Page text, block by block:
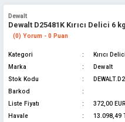
Dewalt
Dewalt D25481K Kırıcı Delici 6
(0) Yorum - 0 Puan
Kategori
Kırıcı Delici
Marka
Dewalt
Stok Kodu
Barkod
Liste Fiyatı
372,00
Havale
13.098,49